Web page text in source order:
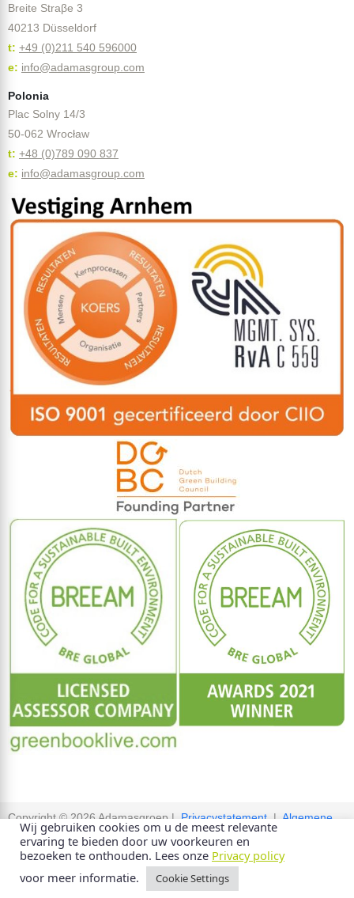
Breite Straβe 3
40213 Düsseldorf
t: +49 (0)211 540 596000
e: info@adamasgroup.com
Polonia
Plac Solny 14/3
50-062 Wrocław
t: +48 (0)789 090 837
e: info@adamasgroup.com
Copyright © 2026 Adamasgroep | Privacystatement | Algemene
voorwaarden
Wij gebruiken cookies om u de meest relevante
ervaring te bieden door uw voorkeuren en
bezoeken te onthouden. Lees onze Privacy policy
voor meer informatie.
Cookie Settings